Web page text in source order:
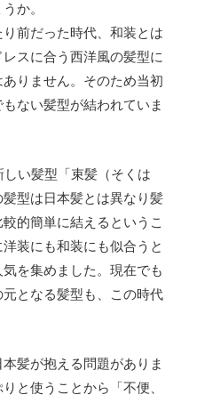
か。
前だった時代、和装とは
スに合う西洋風の髪型に
りません。そのため当初
ない髪型が結われていま
い髪型「束髪（そくは
型は日本髪とは異なり髪
的簡単に結えるというこ
装にも和装にも似合うと
を集めました。現在でも
となる髪型も、この時代
髪が抱える問題がありま
と使うことから「不便、